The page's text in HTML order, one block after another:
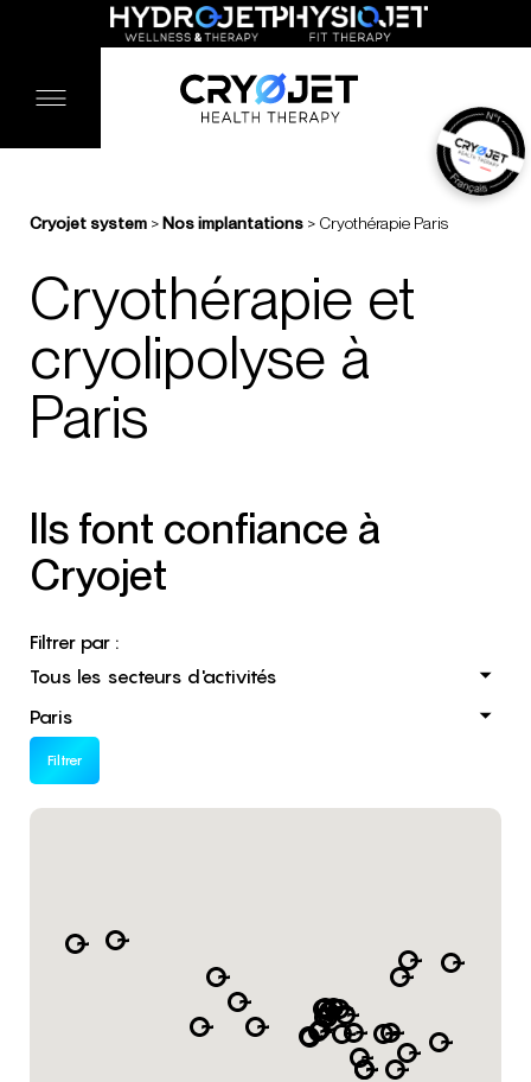
Cryojet system >Nos implantations > Cryothérapie Paris
Cryothérapie et
cryolipolyse à
Paris
Ils font confiance à
Cryojet
Filtrer par :
Filtrer